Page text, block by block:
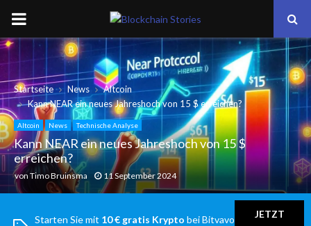
PRIMARY
MENU
Startseite News
Altcoin
Kann NEAR ein neues Jahreshoch von 15 $ erreichen?
Altcoin News Technische Analyse
Kann NEAR ein neues Jahreshoch von 15 $
erreichen?
von Timo Bruinsma 11 September 2024
Starten Sie mit 10 € gratis Krypto bei Bitvavo
JETZT